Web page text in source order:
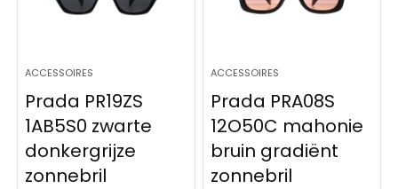
ACCESSOIRES
Prada PR19ZS
1AB5S0 zwarte
donkergrijze
zonnebril
ACCESSOIRES
Prada PRA08S
12O50C mahonie
bruin gradiënt
zonnebril